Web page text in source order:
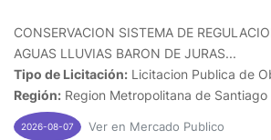
CONSERVACION SISTEMA DE
AGUAS LLUVIAS BARON DE JURAS...
Tipo de Licitación: Licitacion Publica de
Región: Region Metropolitana de Santiago
2026-08-07 Ver en Mercado Publico